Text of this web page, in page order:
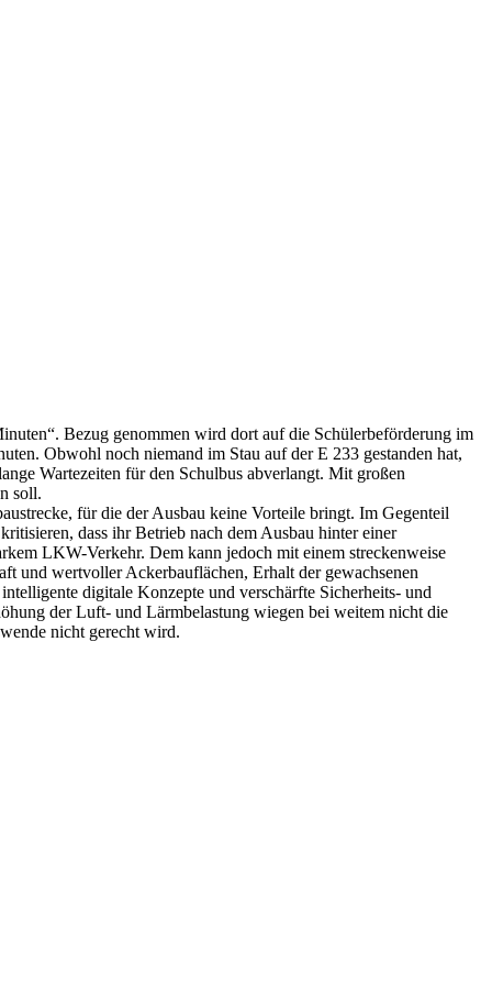
Bezug genommen wird dort auf die Schülerbeförderung im
Obwohl noch niemand im Stau auf der E 233 gestanden hat,
Wartezeiten für den Schulbus abverlangt. Mit großen
soll.
für die der Ausbau keine Vorteile bringt. Im Gegenteil
dass ihr Betrieb nach dem Ausbau hinter einer
LKW-Verkehr. Dem kann jedoch mit einem streckenweise
und wertvoller Ackerbauflächen, Erhalt der gewachsenen
digitale Konzepte und verschärfte Sicherheits- und
der Luft- und Lärmbelastung wiegen bei weitem nicht die
nicht gerecht wird.